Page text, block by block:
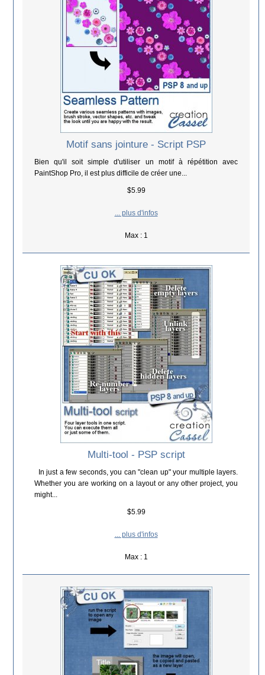
Motif sans jointure - Script PSP
Bien qu'il soit simple d'utiliser un motif à répétition avec
PaintShop Pro, il est plus difficile de créer une...
$5.99
... plus d'infos
Max : 1
Multi-tool - PSP script
In just a few seconds, you can "clean up" your multiple layers.
Whether you are working on a layout or any other project, you
might...
$5.99
... plus d'infos
Max : 1